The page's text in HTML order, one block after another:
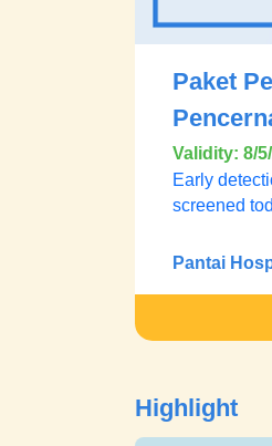
Paket
Validity: 8/
Early
screened
Pantai
Highlight